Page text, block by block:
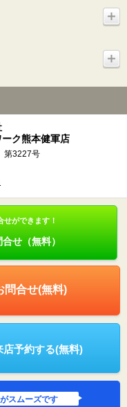
ク熊本健軍店
第3227号
せができます！
せ（無料）
問合せ(無料)
店予約する(無料)
スムーズです